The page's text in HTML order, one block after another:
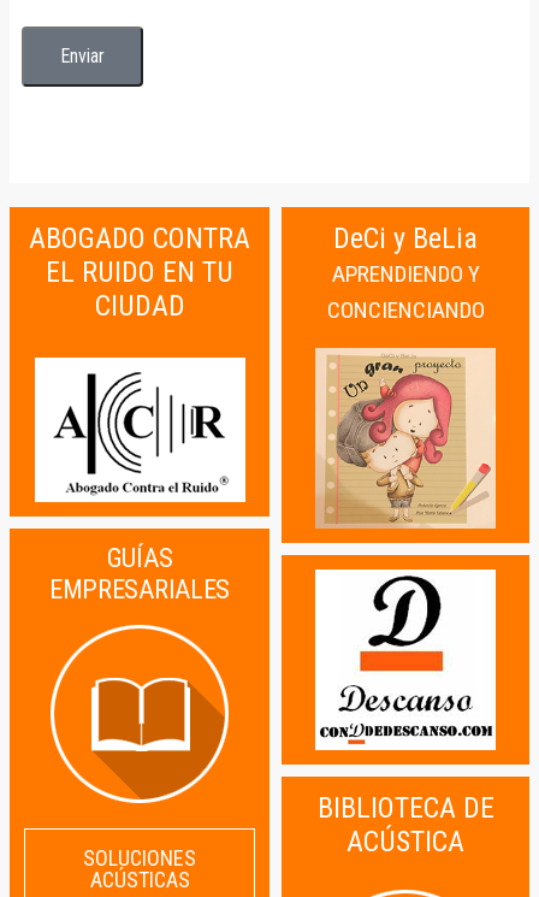
ABOGADO CONTRA
EL RUIDO EN TU
CIUDAD
GUÍAS
EMPRESARIALES
SOLUCIONES
ACÚSTICAS
DeCi y BeLia
APRENDIENDO Y
CONCIENCIANDO
BIBLIOTECA DE
ACÚSTICA